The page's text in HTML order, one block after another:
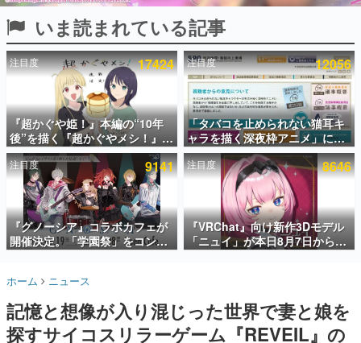
ピックアップ
電ファミのいま読まれている記事ランキング
アプリセール情報
インタビュー
連載・特集一覧
殿堂入り記事
SNS拡散数が数千以上！ ページビュー数万以上！ などな
ど。多くの人々に読まれた、電ファミ渾身の“殿堂入り”記
事をまとめました。
名作ゲームクリエイターの方々に製作時のエピソードをお
きます。
赫本
いま読まれている記事
注目度 17424
『超かぐや姫！』本編の“10年
後”を描く『超かぐやメシ！』
Web連載決定。新たなWebマン
ガレーベル「ビビビコミック」
にて特別話が掲載スタート、あ
のお話には…まだ続きがある！
注目度 12056
「タバコを止められない猫耳キ
ャラを描く深夜枠アニメ」に視
聴者の一部から批判意見。違法
薬物の使用と思しき描写も含め
て、BPOが議論を交わす
注目度 9141
『グノーシア』コラボカフェが
開催決定。「学園祭」をコンセ
プトに、模擬店やセツやSQ、ラ
様子を切り取った新グッズが展
注目度 8646
『VRChat』向け新作3Dモデル
「ニュイ」が本日8月7日から
BOOTHにて発売。瞳に光る星
ホーム ニュース
記憶と想像が入り混じった世界で妻と娘を
探すサイコスリラーゲーム『REVEIL』の